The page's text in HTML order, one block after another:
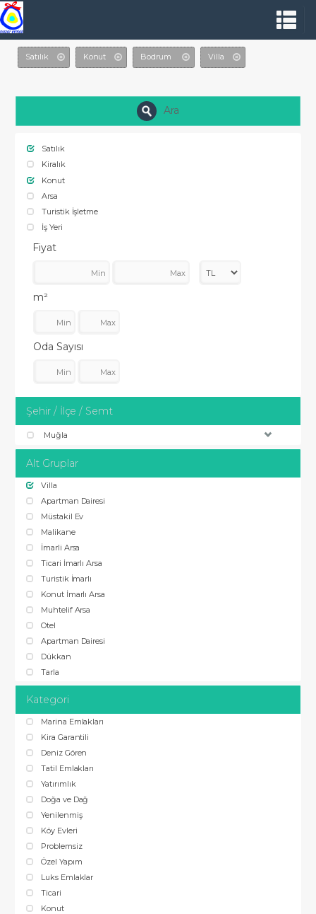
Satılık Konut Bodrum Villa
Ara
Satılık
Kiralık
Konut
Arsa
Turistik İşletme
İş Yeri
Fiyat
m²
Oda Sayısı
Şehir / İlçe / Semt
Muğla
Alt Gruplar
Villa
Apartman Dairesi
Müstakil Ev
Malikane
İmarli Arsa
Ticari İmarlı Arsa
Turistik İmarlı
Konut İmarlı Arsa
Muhtelif Arsa
Otel
Apartman Dairesi
Dükkan
Tarla
Kategori
Marina Emlakları
Kira Garantili
Deniz Gören
Tatil Emlakları
Yatırımlık
Doğa ve Dağ
Yenilenmiş
Köy Evleri
Problemsiz
Özel Yapım
Luks Emlaklar
Ticari
Konut